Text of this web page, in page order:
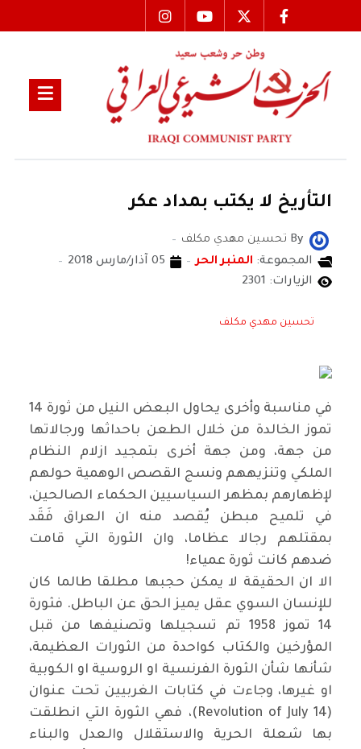
التأريخ لا يكتب بمداد عكر
By تحسين مهدي مكلف
المجموعة: المنبر الحر
05 آذار/مارس 2018
الزيارات: 2301
تحسين مهدي مكلف
في مناسبة وأخرى يحاول البعض النيل من ثورة 14
تموز الخالدة من خلال الطعن باحداثها ورجالاتها
من جهة، ومن جهة أخرى بتمجيد ازلام النظام
الملكي وتنزيههم ونسج القصص الوهمية حولهم
لإظهارهم بمظهر السياسيين الحكماء الصالحين،
في تلميح مبطن يُقصد منه ان العراق فَقَد
بمقتلهم رجالا عظاما، وان الثورة التي قامت
ضدهم كانت ثورة عمياء!
الا ان الحقيقة لا يمكن حجبها مطلقا طالما كان
للإنسان السوي عقل يميز الحق عن الباطل. فثورة
14 تموز 1958 تم تسجيلها وتصنيفها من قبل
المؤرخين والكتاب كواحدة من الثورات العظيمة،
شأنها شأن الثورة الفرنسية او الروسية او الكوبية
او غيرها، وجاءت في كتابات الغربيين تحت عنوان
(Revolution of July 14)، فهي الثورة التي انطلقت
بها شعلة الحرية والاستقلال والعدل والبناء